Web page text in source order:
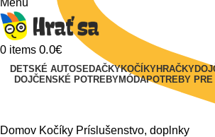
0 items 0.0€
DETSKÉ AUTOSEDAČKYKOČÍKYHRAČKY
DOJČENSKÉ POTREBYMÓDAPOTREBY
Domov Kočíky Príslušenstvo, doplnky